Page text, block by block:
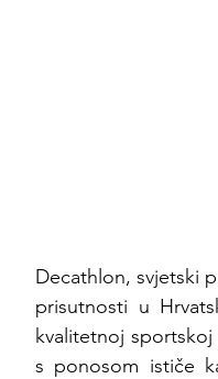
Decathlon, svjetski
prisutnosti u
kvalitetnoj
s ponosom ističe